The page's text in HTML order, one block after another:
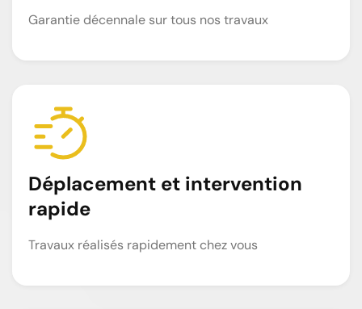
Garantie décennale sur tous nos travaux
Déplacement et intervention
rapide
Travaux réalisés rapidement chez vous